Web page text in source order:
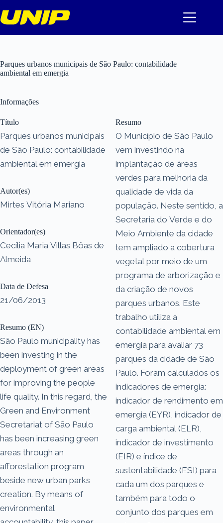
para
o
Parques urbanos municipais de São Paulo: contabilidade
ambiental em emergia
Informações
Título
Parques urbanos municipais
de São Paulo: contabilidade
ambiental em emergia
Autor(es)
Mirtes Vitória Mariano
Orientador(es)
Cecília Maria Villas Bôas de
Almeida
Data de Defesa
21/06/2013
Resumo (EN)
São Paulo municipality has
been investing in the
deployment of green areas
for improving the people
life quality. In this regard, the
Green and Environment
Secretariat of São Paulo
has been increasing green
areas through an
afforestation program
beside new urban parks
creation. By means of
environmental
Resumo
O Município de São Paulo
vem investindo na
implantação de áreas
verdes para melhoria da
qualidade de vida da
população. Neste sentido, a
Secretaria do Verde e do
Meio Ambiente da cidade
tem ampliado a cobertura
vegetal por meio de um
programa de arborização e
da criação de novos
parques urbanos. Este
trabalho utiliza a
contabilidade ambiental em
emergia para avaliar 73
parques da cidade de São
Paulo. Foram calculados os
indicadores de emergia:
indicador de rendimento em
emergia (EYR), indicador de
carga ambiental (ELR),
indicador de investimento
(EIR) e índice de
sustentabilidade (ESI) para
cada um dos parques e
também para todo o
conjunto dos parques em